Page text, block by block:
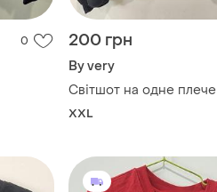
0 200 грн
By very
Світшот на одне плече
XXL